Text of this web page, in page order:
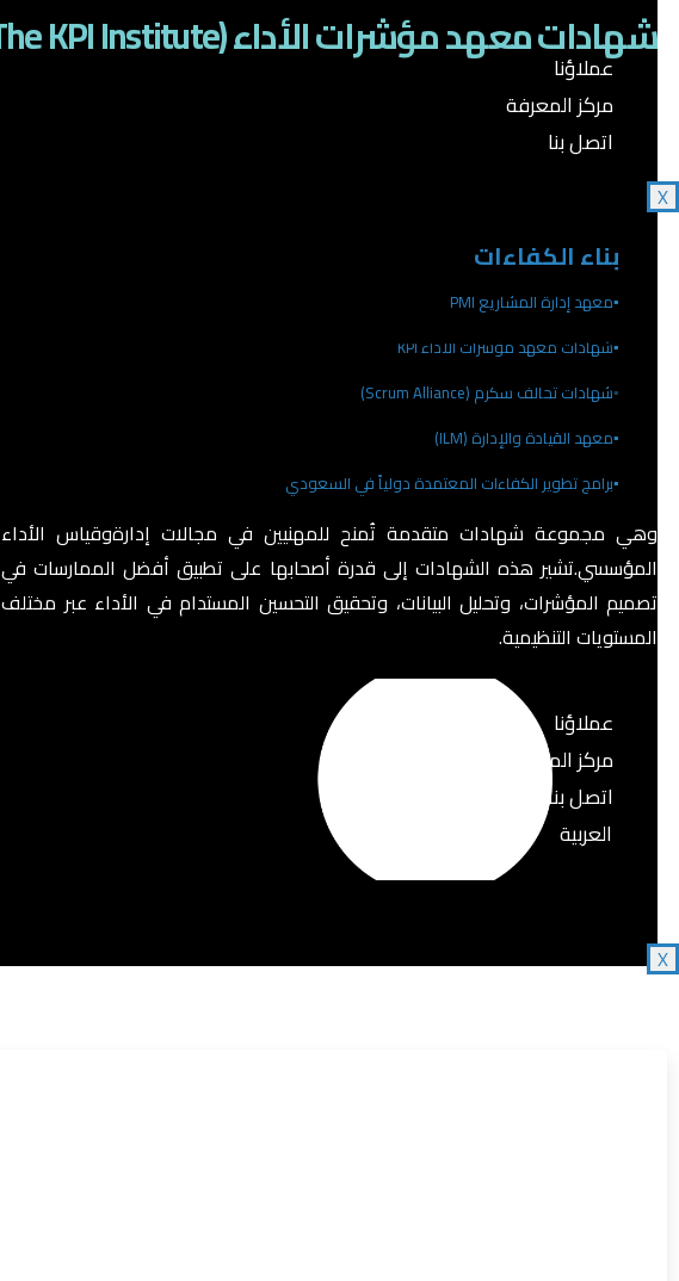
بناء الكفاءات
▪️معهد إدارة المشاريع PMI
▪️شهادات معهد مؤشرات الأداء KPI
▪️شهادات تحالف سكرم (Scrum Alliance)
▪️معهد القيادة والإدارة (ILM)
▪️برامج تطوير الكفاءات المعتمدة دولياً في السعودي
عملاؤنا
مركز المعرفة
اتصل بنا
العربية
X
عملاؤنا
مركز المعرفة
اتصل بنا
X
شهادات معهد مؤشرات الأداء (The KPI Institute)
وهي مجموعة شهادات متقدمة تُمنح للمهنيين في مجالات إدارةوقياس الأداء
المؤسسي.تشير هذه الشهادات إلى قدرة أصحابها على تطبيق أفضل الممارسات في
تصميم المؤشرات، وتحليل البيانات، وتحقيق التحسين المستدام في الأداء عبر مختلف
المستويات التنظيمية.